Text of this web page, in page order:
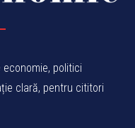
economie, politici
clară, pentru cititori